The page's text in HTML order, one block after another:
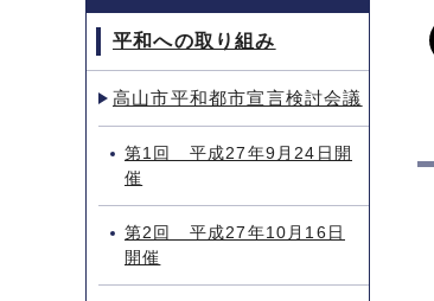
平和への取り組み
高山市平和都市宣言検討会議
第1回 平成27年9月24日開
催
第2回 平成27年10月16日
開催